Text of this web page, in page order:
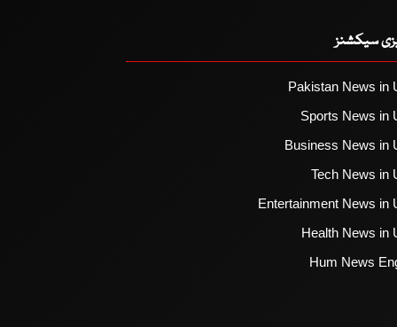
سیکشنز
Pakistan News in
Sports News in
Business News in
Tech News in
Entertainment News in
Health News in
Hum News